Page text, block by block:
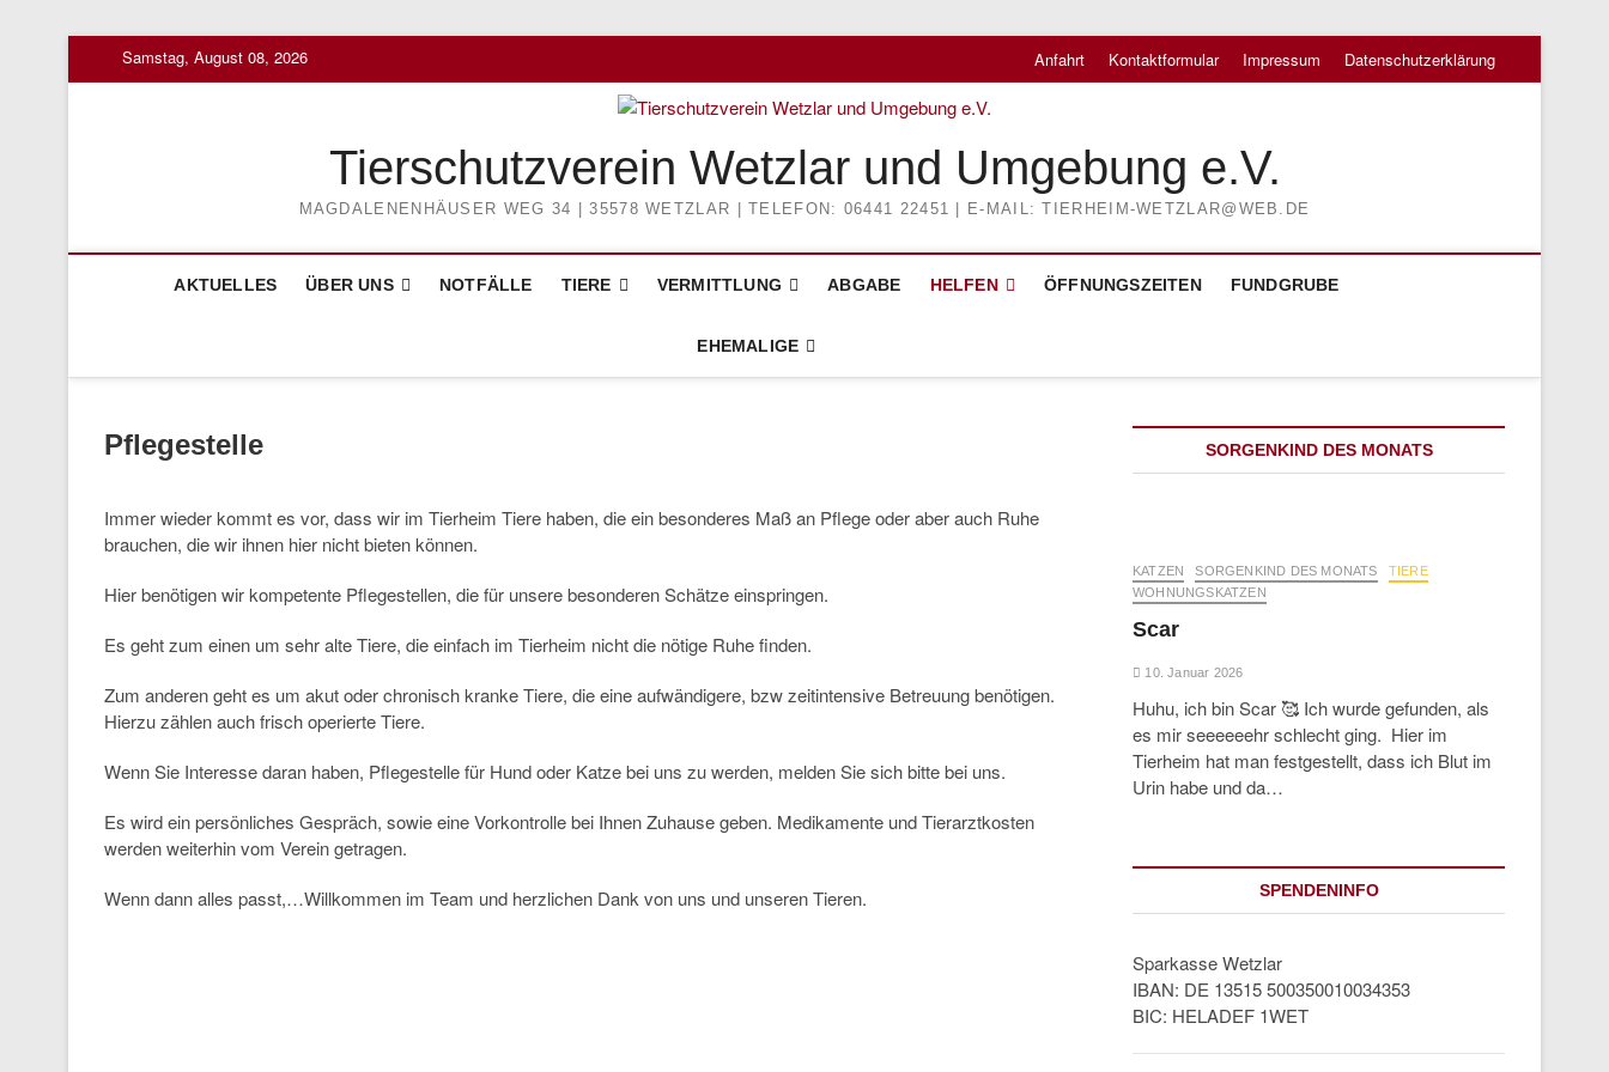
Samstag, August 08, 2026 Anfahrt Kontaktformular Impressum Datenschutzerklärung
Tierschutzverein Wetzlar und Umgebung e.V.
MAGDALENENHÄUSER WEG 34 | 35578 WETZLAR | TELEFON: 06441 22451 | E-MAIL: TIERHEIM-WETZLAR@WEB.DE
AKTUELLES ÜBER UNS NOTFÄLLE TIERE VERMITTLUNG ABGABE HELFEN ÖFFNUNGSZEITEN FUNDGRUBE
EHEMALIGE
Pflegestelle
Immer wieder kommt es vor, dass wir im Tierheim Tiere haben, die ein besonderes Maß an Pflege oder aber auch Ruhe
brauchen, die wir ihnen hier nicht bieten können.
Hier benötigen wir kompetente Pflegestellen, die für unsere besonderen Schätze einspringen.
Es geht zum einen um sehr alte Tiere, die einfach im Tierheim nicht die nötige Ruhe finden.
Zum anderen geht es um akut oder chronisch kranke Tiere, die eine aufwändigere, bzw zeitintensive Betreuung benötigen.
Hierzu zählen auch frisch operierte Tiere.
Wenn Sie Interesse daran haben, Pflegestelle für Hund oder Katze bei uns zu werden, melden Sie sich bitte bei uns.
Es wird ein persönliches Gespräch, sowie eine Vorkontrolle bei Ihnen Zuhause geben. Medikamente und Tierarztkosten
werden weiterhin vom Verein getragen.
Wenn dann alles passt,…Willkommen im Team und herzlichen Dank von uns und unseren Tieren.
SORGENKIND DES MONATS
KATZEN SORGENKIND DES MONATS
TIERE
WOHNUNGSKATZEN
Scar
10. Januar 2026
Huhu, ich bin Scar 🥰 Ich wurde gefunden, als
es mir seeeeeehr schlecht ging. Hier im
Tierheim hat man festgestellt, dass ich Blut im
Urin habe und da…
SPENDENINFO
Sparkasse Wetzlar
IBAN: DE 13515 500350010034353
BIC: HELADEF 1WET